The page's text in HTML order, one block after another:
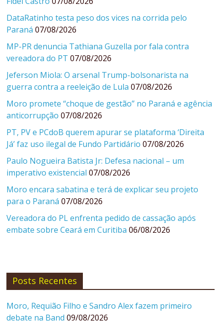
DataRatinho testa peso dos vices na corrida pelo
Paraná 07/08/2026
MP-PR denuncia Tathiana Guzella por fala contra
vereadora do PT 07/08/2026
Jeferson Miola: O arsenal Trump-bolsonarista na
guerra contra a reeleição de Lula 07/08/2026
Moro promete “choque de gestão” no Paraná e agência
anticorrupção 07/08/2026
PT, PV e PCdoB querem apurar se plataforma ‘Direita
Já’ faz uso ilegal de Fundo Partidário 07/08/2026
Paulo Nogueira Batista Jr: Defesa nacional – um
imperativo existencial 07/08/2026
Moro encara sabatina e terá de explicar seu projeto
para o Paraná 07/08/2026
Vereadora do PL enfrenta pedido de cassação após
embate sobre Ceará em Curitiba 06/08/2026
Posts Recentes
Moro, Requião Filho e Sandro Alex fazem primeiro
debate na Band 09/08/2026